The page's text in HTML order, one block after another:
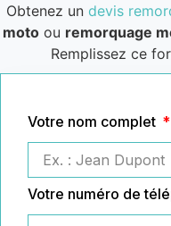
Obtenez un devis
motoou remorquage
Remplissez ce
Votre nom complet
Votre numéro de